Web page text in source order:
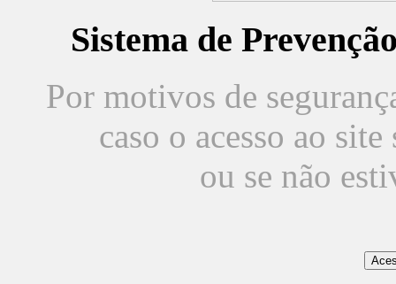
Sistema de
Por motivos de
caso o acesso ao
ou se não